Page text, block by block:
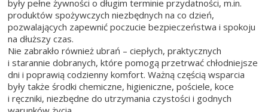
były pełne żywności o długim terminie przydatności, m.in.
produktów spożywczych niezbędnych na co dzień,
pozwalających zapewnić poczucie bezpieczeństwa i spokoju
na dłuższy czas.
Nie zabrakło również ubrań – ciepłych, praktycznych
i starannie dobranych, które pomogą przetrwać chłodniejsze
dni i poprawią codzienny komfort. Ważną częścią wsparcia
były także środki chemiczne, higieniczne, pościele, koce
i ręczniki, niezbędne do utrzymania czystości i godnych